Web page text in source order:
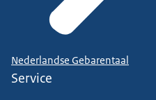
Nederlandse Gebarentaal
Service